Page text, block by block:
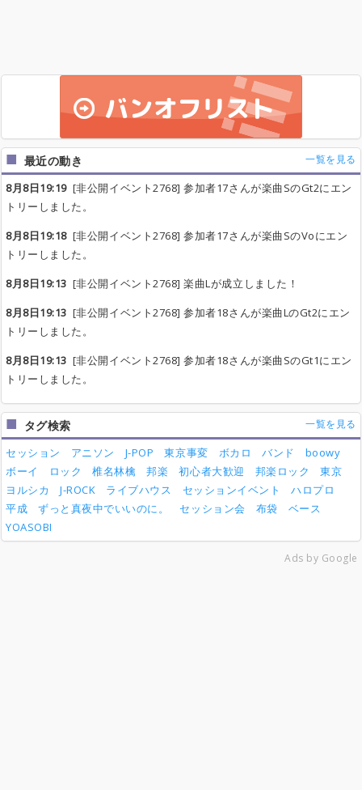
最近の動き 一覧を見る
8月8日19:19[非公開イベント2768] 参加者17さんが楽曲SのGt2にエン
トリーしました。
8月8日19:18[非公開イベント2768] 参加者17さんが楽曲SのVoにエン
トリーしました。
8月8日19:13 [非公開イベント2768] 楽曲Lが成立しました！
8月8日19:13 [非公開イベント2768] 参加者18さんが楽曲LのGt2にエン
トリーしました。
8月8日19:13 [非公開イベント2768] 参加者18さんが楽曲SのGt1にエン
トリーしました。
タグ検索 一覧を見る
セッション アニソン J-POP 東京事変 ボカロ バンド
boowy
ボーイ
ロック 椎名林檎 邦楽 初心者大歓迎 邦楽ロック
東京
ヨルシカ
J-ROCK ライブハウス セッションイベント
ハロプロ
平成
ずっと真夜中でいいのに。 セッション会 布袋
ベース
YOASOBI
Ads by Google